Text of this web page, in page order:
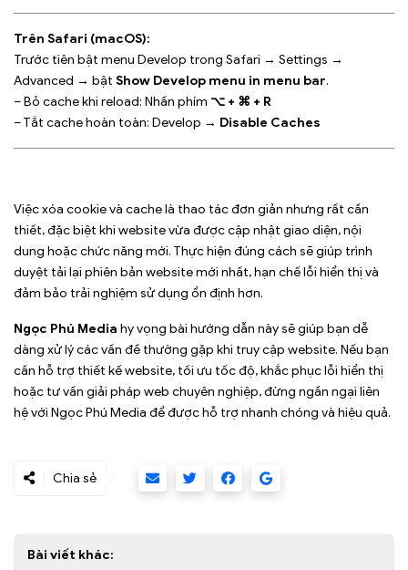
Trên Safari (macOS):
Trước tiên bật menu Develop trong Safari → Settings →
Advanced → bật Show Develop menu in menu bar.
– Bỏ cache khi reload: Nhấn phím ⌥ + ⌘ + R
– Tắt cache hoàn toàn: Develop → Disable Caches
Việc xóa cookie và cache là thao tác đơn giản nhưng rất cần
thiết, đặc biệt khi website vừa được cập nhật giao diện, nội
dung hoặc chức năng mới. Thực hiện đúng cách sẽ giúp trình
duyệt tải lại phiên bản website mới nhất, hạn chế lỗi hiển thị và
đảm bảo trải nghiệm sử dụng ổn định hơn.
Ngọc Phú Media hy vọng bài hướng dẫn này sẽ giúp bạn dễ
dàng xử lý các vấn đề thường gặp khi truy cập website. Nếu bạn
cần hỗ trợ thiết kế website, tối ưu tốc độ, khắc phục lỗi hiển thị
hoặc tư vấn giải pháp web chuyên nghiệp, đừng ngần ngại liên
hệ với Ngọc Phú Media để được hỗ trợ nhanh chóng và hiệu quả.
Chia sẻ
Bài viết khác: